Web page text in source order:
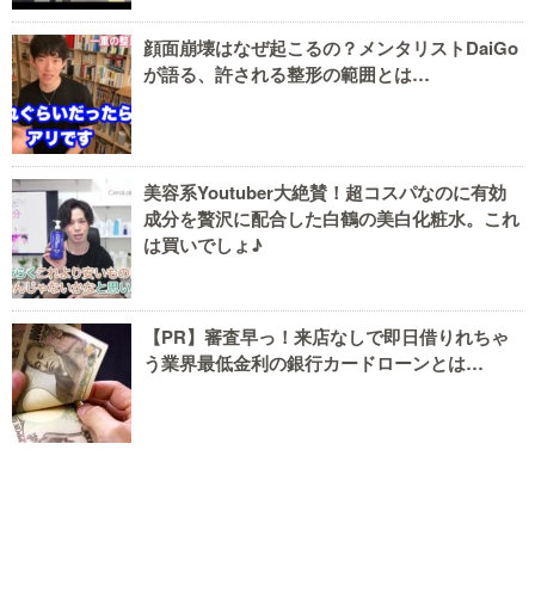
顔面崩壊はなぜ起こるの？メンタリストDaiGo
が語る、許される整形の範囲とは…
美容系Youtuber大絶賛！超コスパなのに有効
成分を贅沢に配合した白鶴の美白化粧水。これ
は買いでしょ♪
【PR】審査早っ！来店なしで即日借りれちゃ
う業界最低金利の銀行カードローンとは…